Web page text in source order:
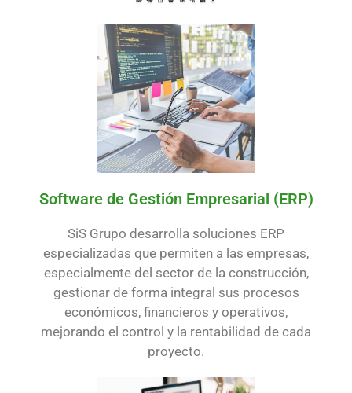
Software de Gestión Empresarial (ERP)
SiS Grupo desarrolla soluciones ERP
especializadas que permiten a las empresas,
especialmente del sector de la construcción,
gestionar de forma integral sus procesos
económicos, financieros y operativos,
mejorando el control y la rentabilidad de cada
proyecto.